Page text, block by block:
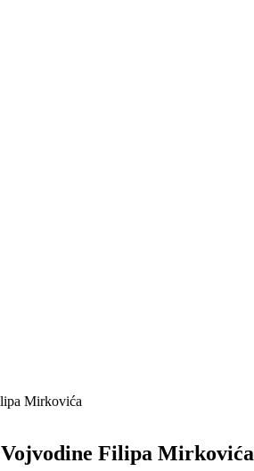
Mirkovića
Vojvodine Filipa Mirkovića